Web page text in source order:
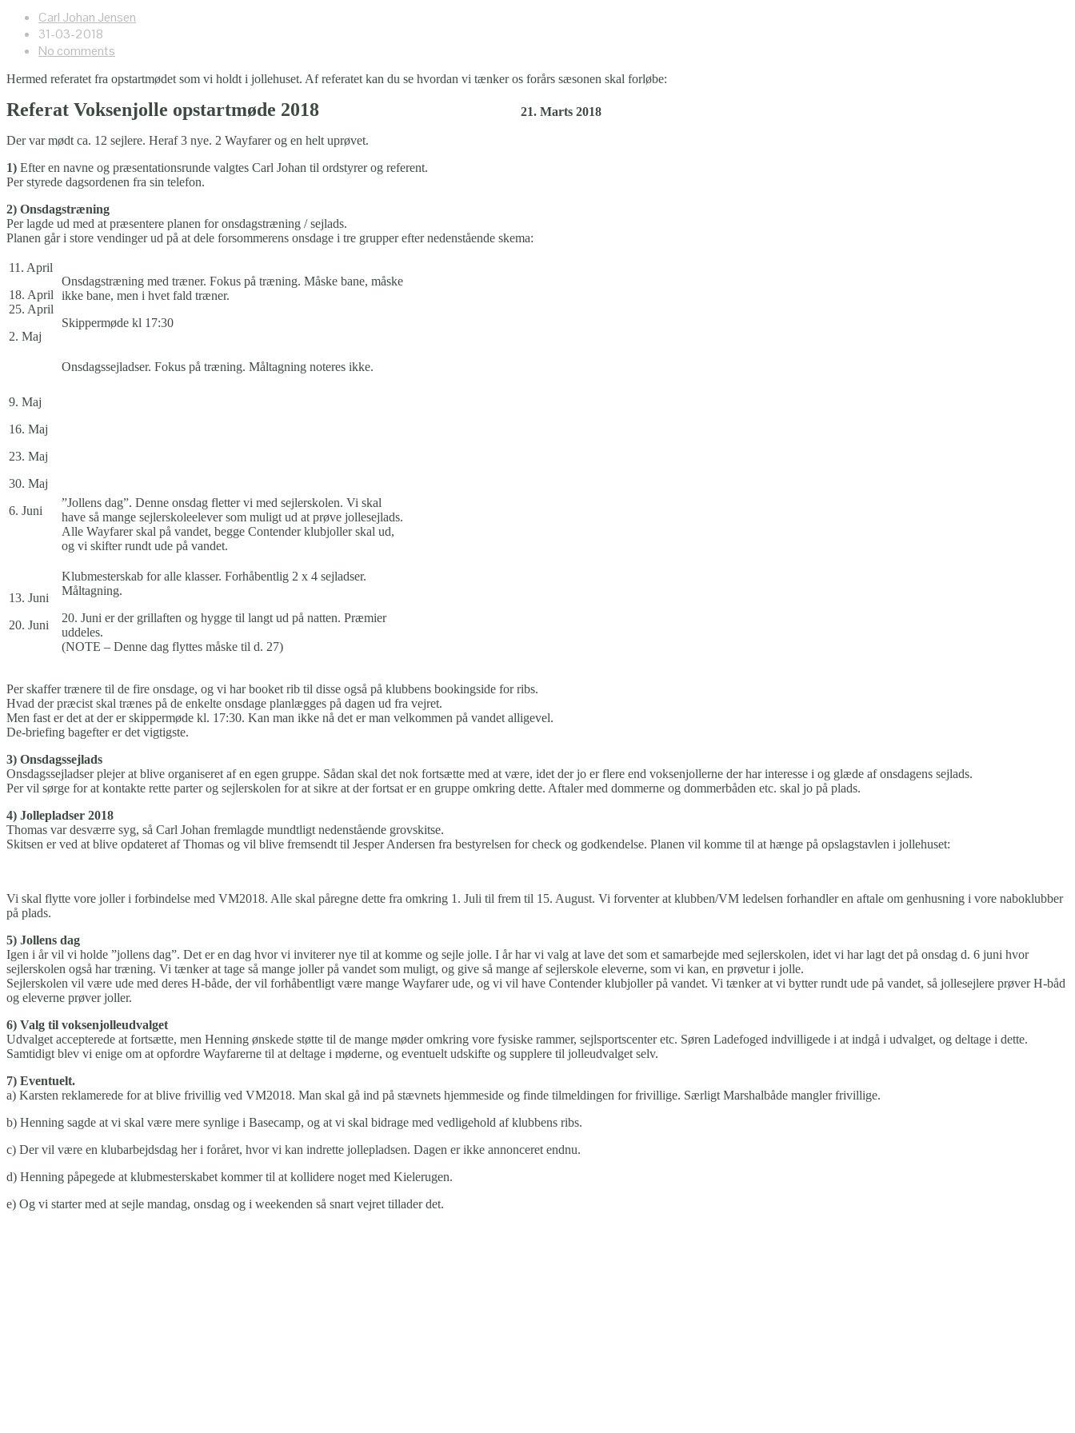
Carl Johan Jensen
31-03-2018
No comments
Hermed referatet fra opstartmødet som vi holdt i jollehuset. Af referatet kan du se hvordan vi tænker os forårs sæsonen skal forløbe:
Referat Voksenjolle opstartmøde 2018 21. Marts 2018
Der var mødt ca. 12 sejlere. Heraf 3 nye. 2 Wayfarer og en helt uprøvet.
1) Efter en navne og præsentationsrunde valgtes Carl Johan til ordstyrer og referent.
Per styrede dagsordenen fra sin telefon.
2) Onsdagstræning
Per lagde ud med at præsentere planen for onsdagstræning / sejlads.
Planen går i store vendinger ud på at dele forsommerens onsdage i tre grupper efter nedenstående skema:
11. April
18. April
25. April
2. Maj
Onsdagstræning med træner. Fokus på træning. Måske bane, måske
ikke bane, men i hvet fald træner.
Skippermøde kl 17:30
9. Maj
16. Maj
23. Maj
30. Maj
6. Juni
Onsdagssejladser. Fokus på træning. Måltagning noteres ikke.
”Jollens dag”. Denne onsdag fletter vi med sejlerskolen. Vi skal
have så mange sejlerskoleelever som muligt ud at prøve jollesejlads.
Alle Wayfarer skal på vandet, begge Contender klubjoller skal ud,
og vi skifter rundt ude på vandet.
13. Juni
20. Juni
Klubmesterskab for alle klasser. Forhåbentlig 2 x 4 sejladser.
Måltagning.
20. Juni er der grillaften og hygge til langt ud på natten. Præmier
uddeles.
(NOTE – Denne dag flyttes måske til d. 27)
Per skaffer trænere til de fire onsdage, og vi har booket rib til disse også på klubbens bookingside for ribs.
Hvad der præcist skal trænes på de enkelte onsdage planlægges på dagen ud fra vejret.
Men fast er det at der er skippermøde kl. 17:30. Kan man ikke nå det er man velkommen på vandet alligevel.
De-briefing bagefter er det vigtigste.
3) Onsdagssejlads
Onsdagssejladser plejer at blive organiseret af en egen gruppe. Sådan skal det nok fortsætte med at være, idet der jo er flere end voksenjollerne der har interesse i og glæde af onsdagens sejlads.
Per vil sørge for at kontakte rette parter og sejlerskolen for at sikre at der fortsat er en gruppe omkring dette. Aftaler med dommerne og dommerbåden etc. skal jo på plads.
4) Jollepladser 2018
Thomas var desværre syg, så Carl Johan fremlagde mundtligt nedenstående grovskitse.
Skitsen er ved at blive opdateret af Thomas og vil blive fremsendt til Jesper Andersen fra bestyrelsen for check og godkendelse. Planen vil komme til at hænge på opslagstavlen i jollehuset:
Vi skal flytte vore joller i forbindelse med VM2018. Alle skal påregne dette fra omkring 1. Juli til frem til 15. August. Vi forventer at klubben/VM ledelsen forhandler en aftale om genhusning i vore naboklubber
på plads.
5) Jollens dag
Igen i år vil vi holde ”jollens dag”. Det er en dag hvor vi inviterer nye til at komme og sejle jolle. I år har vi valg at lave det som et samarbejde med sejlerskolen, idet vi har lagt det på onsdag d. 6 juni hvor
sejlerskolen også har træning. Vi tænker at tage så mange joller på vandet som muligt, og give så mange af sejlerskole eleverne, som vi kan, en prøvetur i jolle.
Sejlerskolen vil være ude med deres H-både, der vil forhåbentligt være mange Wayfarer ude, og vi vil have Contender klubjoller på vandet. Vi tænker at vi bytter rundt ude på vandet, så jollesejlere prøver H-båd
og eleverne prøver joller.
6) Valg til voksenjolleudvalget
Udvalget accepterede at fortsætte, men Henning ønskede støtte til de mange møder omkring vore fysiske rammer, sejlsportscenter etc. Søren Ladefoged indvilligede i at indgå i udvalget, og deltage i dette.
Samtidigt blev vi enige om at opfordre Wayfarerne til at deltage i møderne, og eventuelt udskifte og supplere til jolleudvalget selv.
7) Eventuelt.
a) Karsten reklamerede for at blive frivillig ved VM2018. Man skal gå ind på stævnets hjemmeside og finde tilmeldingen for frivillige. Særligt Marshalbåde mangler frivillige.
b) Henning sagde at vi skal være mere synlige i Basecamp, og at vi skal bidrage med vedligehold af klubbens ribs.
c) Der vil være en klubarbejdsdag her i foråret, hvor vi kan indrette jollepladsen. Dagen er ikke annonceret endnu.
d) Henning påpegede at klubmesterskabet kommer til at kollidere noget med Kielerugen.
e) Og vi starter med at sejle mandag, onsdag og i weekenden så snart vejret tillader det.